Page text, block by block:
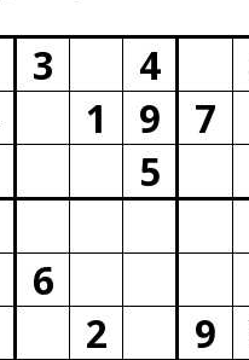
3 4
1 9
7
5
6
2 9